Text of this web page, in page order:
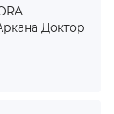
Доктор